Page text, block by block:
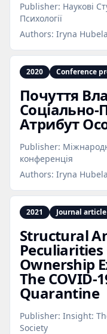
Publisher: Наукові
Психології
Authors: Iryna
2020 Conference
Почуття
Атрибут
Publisher:
конференція
Authors: Iryna
2021 Journal article
Structural
Peculiarities
Ownership
The
Quarantine
Publisher: Insight:
Society